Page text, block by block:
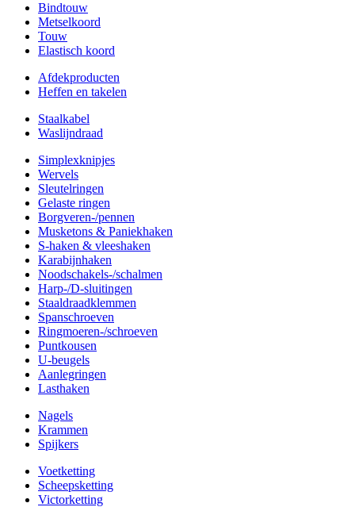
Bindtouw
Metselkoord
Touw
Elastisch koord
Afdekproducten
Heffen en takelen
Staalkabel
Waslijndraad
Simplexknipjes
Wervels
Sleutelringen
Gelaste ringen
Borgveren-/pennen
Musketons & Paniekhaken
S-haken & vleeshaken
Karabijnhaken
Noodschakels-/schalmen
Harp-/D-sluitingen
Staaldraadklemmen
Spanschroeven
Ringmoeren-/schroeven
Puntkousen
U-beugels
Aanlegringen
Lasthaken
Nagels
Krammen
Spijkers
Voetketting
Scheepsketting
Victorketting